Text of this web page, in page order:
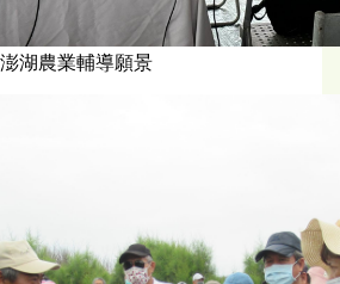
湖農業輔導願景